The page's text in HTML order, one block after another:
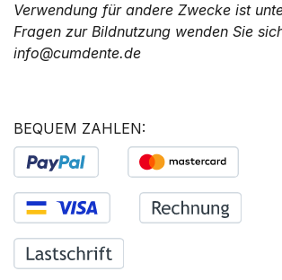
Verwendung für andere Zwecke ist
Fragen zur Bildnutzung wenden Sie
info@cumdente.de
BEQUEM ZAHLEN: